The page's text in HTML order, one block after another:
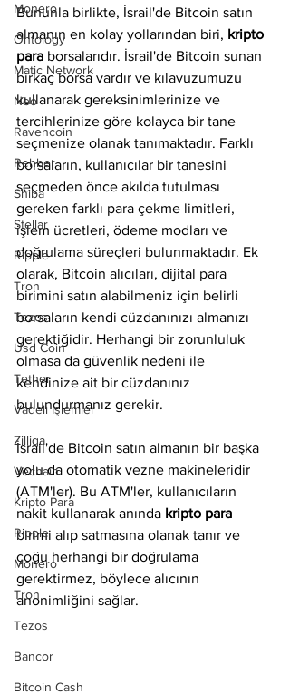
Monero
Ontology
Matic Network
Neo
Ravencoin
Rehber
Shiba
Stellar
Ripple
Tron
Tezos
Usd Coin
Tether
Vadeli İşlemler
Zilliqa
Vechain
Kripto Para
Ripple
Monero
Tron
Tezos
Bancor
Bitcoin Cash
Bununla birlikte, İsrail'de Bitcoin satın
almanın en kolay yollarından biri, kripto
para borsalarıdır. İsrail'de Bitcoin sunan
birkaç borsa vardır ve kılavuzumuzu
kullanarak gereksinimlerinize ve
tercihlerinize göre kolayca bir tane
seçmenize olanak tanımaktadır. Farklı
borsaların, kullanıcılar bir tanesini
seçmeden önce akılda tutulması
gereken farklı para çekme limitleri,
işlem ücretleri, ödeme modları ve
doğrulama süreçleri bulunmaktadır. Ek
olarak, Bitcoin alıcıları, dijital para
birimini satın alabilmeniz için belirli
borsaların kendi cüzdanınızı almanızı
gerektiğidir. Herhangi bir zorunluluk
olmasa da güvenlik nedeni ile
kendinize ait bir cüzdanınız
bulundurmanız gerekir.
İsrail'de Bitcoin satın almanın bir başka
yolu da otomatik vezne makineleridir
(ATM'ler). Bu ATM'ler, kullanıcıların
nakit kullanarak anında kripto para
birimi alıp satmasına olanak tanır ve
çoğu herhangi bir doğrulama
gerektirmez, böylece alıcının
anonimliğini sağlar.